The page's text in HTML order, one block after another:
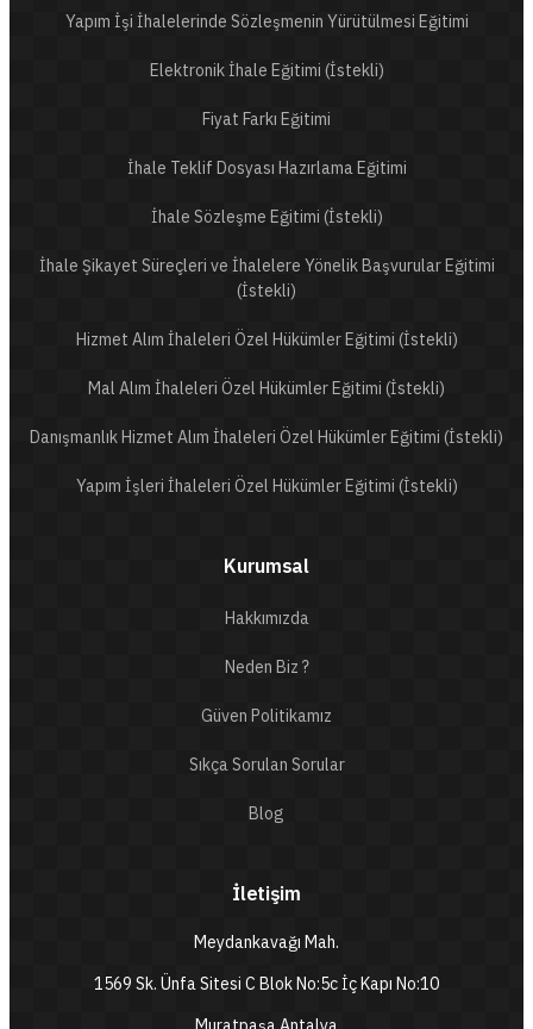
Yapım İşi İhalelerinde Sözleşmenin Yürütülmesi Eğitimi
Elektronik İhale Eğitimi (İstekli)
Fiyat Farkı Eğitimi
İhale Teklif Dosyası Hazırlama Eğitimi
İhale Sözleşme Eğitimi (İstekli)
İhale Şikayet Süreçleri ve İhalelere Yönelik Başvurular Eğitimi
(İstekli)
Hizmet Alım İhaleleri Özel Hükümler Eğitimi (İstekli)
Mal Alım İhaleleri Özel Hükümler Eğitimi (İstekli)
Danışmanlık Hizmet Alım İhaleleri Özel Hükümler Eğitimi (İstekli)
Yapım İşleri İhaleleri Özel Hükümler Eğitimi (İstekli)
Kurumsal
Hakkımızda
Neden Biz ?
Güven Politikamız
Sıkça Sorulan Sorular
Blog
İletişim
Meydankavağı Mah.
1569 Sk. Ünfa Sitesi C Blok No:5c İç Kapı No:10